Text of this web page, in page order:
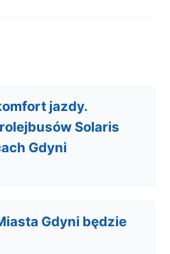
jazdy.
Solaris
Gdyni
Gdyni będzie